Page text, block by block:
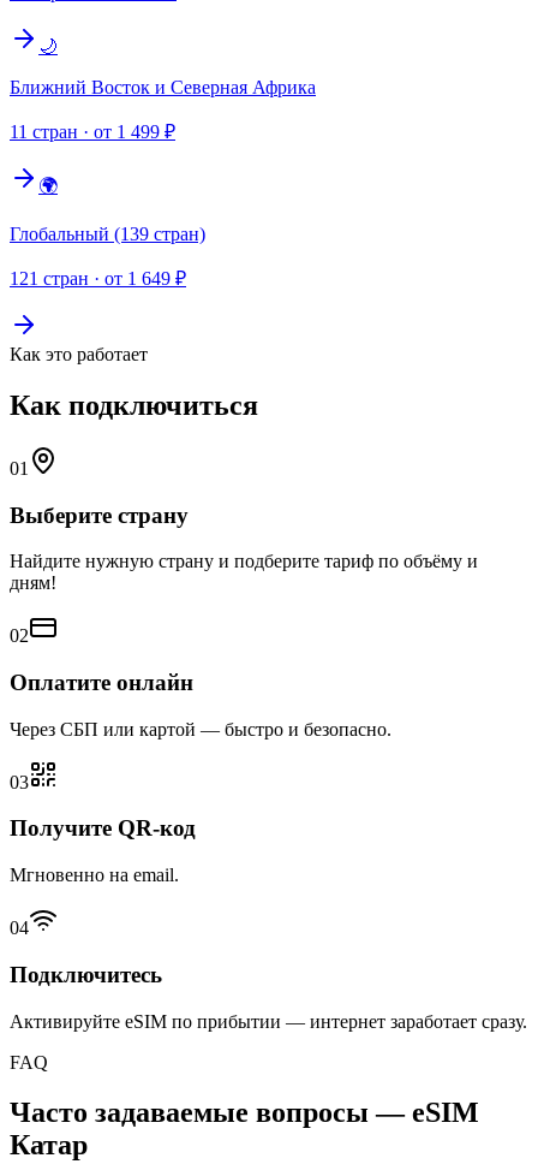
🌙
Ближний Восток и Северная Африка
11 стран · от 1 499 ₽
🌍
Глобальный (139 стран)
121 стран · от 1 649 ₽
Как это работает
Как подключиться
01
Выберите страну
Найдите нужную страну и подберите тариф по объёму и
дням!
02
Оплатите онлайн
Через СБП или картой — быстро и безопасно.
03
Получите QR-код
Мгновенно на email.
04
Подключитесь
Активируйте eSIM по прибытии — интернет заработает сразу.
FAQ
Часто задаваемые вопросы — eSIM
Катар